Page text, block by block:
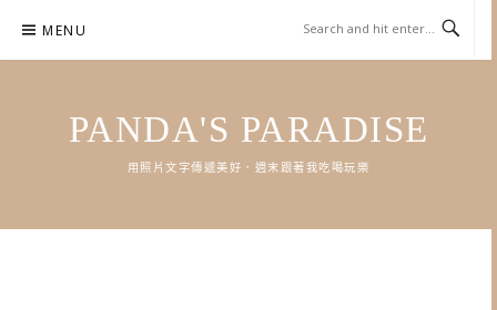
content
MENU
PANDA'S PARADISE
用照片文字傳遞美好．週末跟著我吃喝玩樂